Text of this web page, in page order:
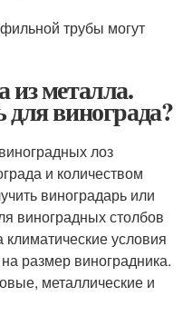
трубы могут
из металла.
винограда?
лоз
и количеством
виноградарь или
виноградных столбов
условия
размер виноградника.
металлические и